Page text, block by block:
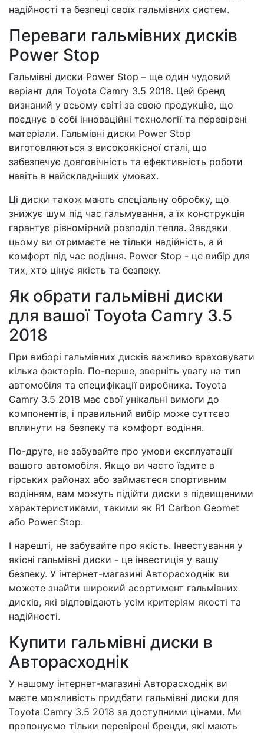
надійності та безпеці своїх гальмівних систем.
Переваги гальмівних дисків
Power Stop
Гальмівні диски Power Stop – ще один чудовий
варіант для Toyota Camry 3.5 2018. Цей бренд
визнаний у всьому світі за свою продукцію, що
поєднує в собі інноваційні технології та перевірені
матеріали. Гальмівні диски Power Stop
виготовляються з високоякісної сталі, що
забезпечує довговічність та ефективність роботи
навіть в найскладніших умовах.
Ці диски також мають спеціальну обробку, що
знижує шум під час гальмування, а їх конструкція
гарантує рівномірний розподіл тепла. Завдяки
цьому ви отримаєте не тільки надійність, а й
комфорт під час водіння. Power Stop - це вибір для
тих, хто цінує якість та безпеку.
Як обрати гальмівні диски
для вашої Toyota Camry 3.5
2018
При виборі гальмівних дисків важливо враховувати
кілька факторів. По-перше, зверніть увагу на тип
автомобіля та специфікації виробника. Toyota
Camry 3.5 2018 має свої унікальні вимоги до
компонентів, і правильний вибір може суттєво
вплинути на безпеку та комфорт водіння.
По-друге, не забувайте про умови експлуатації
вашого автомобіля. Якщо ви часто їздите в
гірських районах або займаєтеся спортивним
водінням, вам можуть підійти диски з підвищеними
характеристиками, такими як R1 Carbon Geomet
або Power Stop.
І нарешті, не забувайте про якість. Інвестування у
якісні гальмівні диски - це інвестиція у вашу
безпеку. У інтернет-магазині Авторасходнік ви
можете знайти широкий асортимент гальмівних
дисків, які відповідають усім критеріям якості та
надійності.
Купити гальмівні диски в
Авторасходнік
У нашому інтернет-магазині Авторасходнік ви
маєте можливість придбати гальмівні диски для
Toyota Camry 3.5 2018 за доступними цінами. Ми
пропонуємо тільки перевірені бренди, які мають